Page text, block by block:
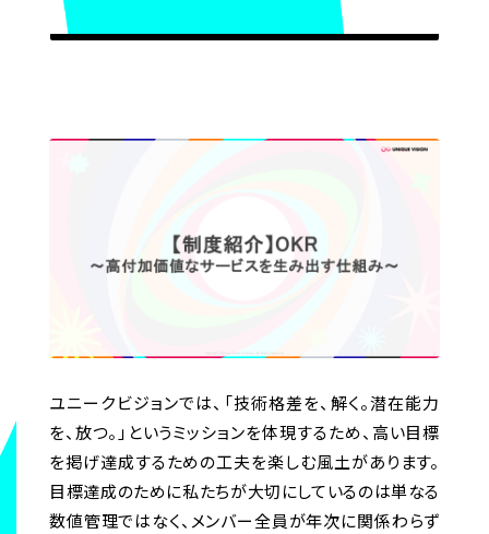
ユニークビジョンでは、「技術格差を、解く。潜在能力
を、放つ。」というミッションを体現するため、高い目標
を掲げ達成するための工夫を楽しむ風土があります。
目標達成のために私たちが大切にしているのは単なる
数値管理ではなく、メンバー全員が年次に関係わらず